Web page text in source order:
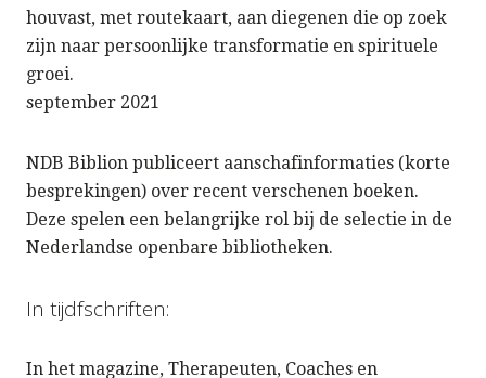
houvast, met routekaart, aan diegenen die op zoek
zijn naar persoonlijke transformatie en spirituele
groei.
september 2021
NDB Biblion publiceert aanschafinformaties (korte
besprekingen) over recent verschenen boeken.
Deze spelen een belangrijke rol bij de selectie in de
Nederlandse openbare bibliotheken.
In tijdfschriften:
In het magazine, Therapeuten, Coaches en